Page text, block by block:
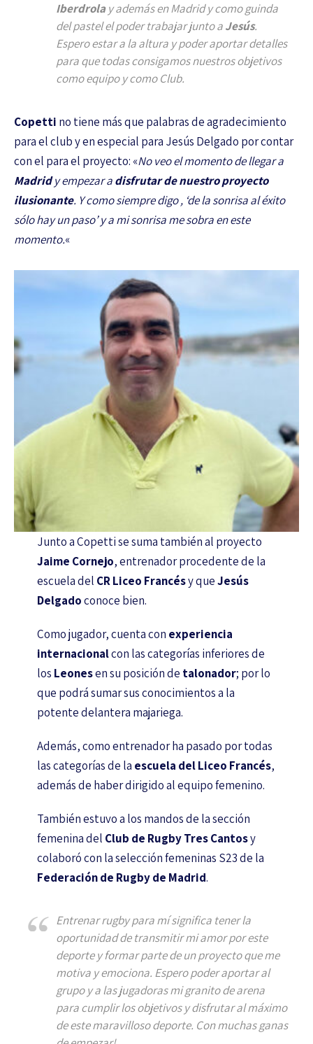
Iberdrolay además en Madrid y como guinda
del pastel el poder trabajar junto aJesús.
Espero estar a la altura y poder aportar detalles
para que todas consigamos nuestros objetivos
como equipo y como Club.
Copetti no tiene más que palabras de agradecimiento
para el club y en especial para Jesús Delgado por contar
con el para el proyecto: «No veo el momento de llegar a
Madridy empezar adisfrutar de nuestro proyecto
ilusionante. Y como siempre digo , ‘de la sonrisa al éxito
sólo hay un paso’ y a mi sonrisa me sobra en este
momento.«
Junto a Copetti se suma también al proyecto
Jaime Cornejo, entrenador procedente de la
escuela del CR Liceo Francésy queJesús
Delgadoconoce bien.
Como jugador, cuenta con experiencia
internacionalcon las categorías inferiores de
los Leonesen su posición de talonador; por lo
que podrá sumar sus conocimientos a la
potente delantera majariega.
Además, como entrenador ha pasado por todas
las categorías de la escuela del Liceo Francés,
además de haber dirigido al equipo femenino.
También estuvo a los mandos de la sección
femenina del Club de Rugby Tres Cantosy
colaboró con la selección femeninas S23 de la
Federación de Rugby de Madrid.
Entrenar rugby para mí significa tener la
oportunidad de transmitir mi amor por este
deporte y formar parte de un proyecto que me
motiva y emociona. Espero poder aportar al
grupo y a las jugadoras mi granito de arena
para cumplir los objetivos y disfrutar al máximo
de este maravilloso deporte. Con muchas ganas